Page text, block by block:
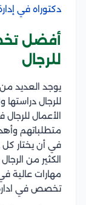
دكتوراه في
أفضل
للرجال
يوجد العديد
للرجال
الأعمال
متطلباتهم
في أن يختار
الكثير من
مهارات عالية
تخصص في ادارة